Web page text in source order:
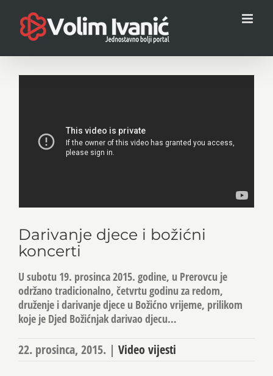
content
Darivanje djece i božićni
koncerti
U subotu 19. prosinca 2015. godine, u Prerovcu je
održano tradicionalno, četvrtu godinu za redom,
druženje i darivanje djece u Božićno vrijeme, prilikom
koje je Djed Božićnjak darivao djecu…
22. prosinca, 2015. | Video vijesti